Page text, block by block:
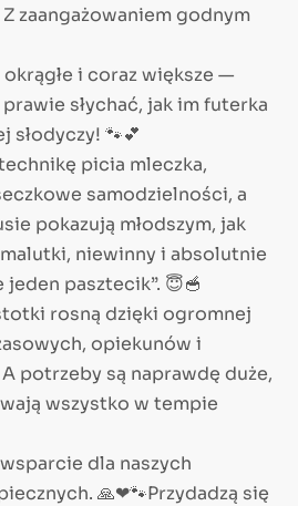
zaangażowaniem godnym
okrągłe i coraz większe —
słychać, jak im futerka
słodyczy! 🐾💕
picia mleczka,
samodzielności, a
pokazują młodszym, jak
niewinny i absolutnie
pasztecik”. 😇🥣
rosną dzięki ogromnej
opiekunów i
potrzeby są naprawdę duże,
wszystko w tempie
dla naszych
🙏❤🐾Przydadzą się